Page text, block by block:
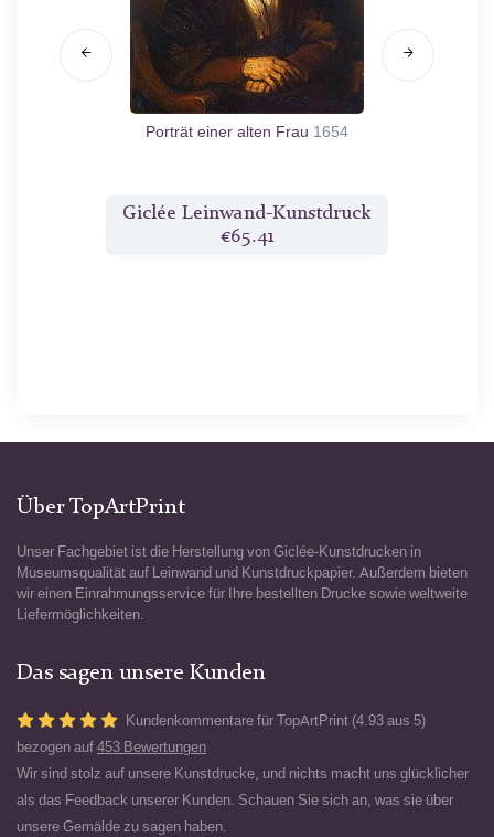
Porträt einer alten Frau 1654
Giclée Leinwand-Kunstdruck
€65.41
Über TopArtPrint
Unser Fachgebiet ist die Herstellung von Giclée-Kunstdrucken in
Museumsqualität auf Leinwand und Kunstdruckpapier. Außerdem bieten
wir einen Einrahmungsservice für Ihre bestellten Drucke sowie weltweite
Liefermöglichkeiten.
Das sagen unsere Kunden
Kundenkommentare für TopArtPrint (4.93 aus 5)
bezogen auf 453 Bewertungen
Wir sind stolz auf unsere Kunstdrucke, und nichts macht uns glücklicher
als das Feedback unserer Kunden. Schauen Sie sich an, was sie über
unsere Gemälde zu sagen haben.